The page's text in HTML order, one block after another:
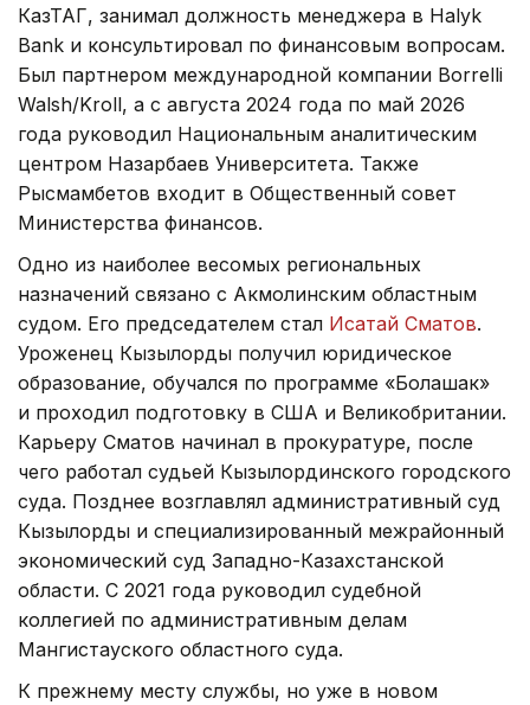
КазТАГ, занимал должность менеджера в Halyk
Bank и консультировал по финансовым вопросам.
Был партнером международной компании Borrelli
Walsh/Kroll, а с августа 2024 года по май 2026
года руководил Национальным аналитическим
центром Назарбаев Университета. Также
Рысмамбетов входит в Общественный совет
Министерства финансов.
Одно из наиболее весомых региональных
назначений связано с Акмолинским областным
судом. Его председателем стал Исатай Сматов.
Уроженец Кызылорды получил юридическое
образование, обучался по программе «Болашак»
и проходил подготовку в США и Великобритании.
Карьеру Сматов начинал в прокуратуре, после
чего работал судьей Кызылординского городского
суда. Позднее возглавлял административный суд
Кызылорды и специализированный межрайонный
экономический суд Западно-Казахстанской
области. С 2021 года руководил судебной
коллегией по административным делам
Мангистауского областного суда.
К прежнему месту службы, но уже в новом